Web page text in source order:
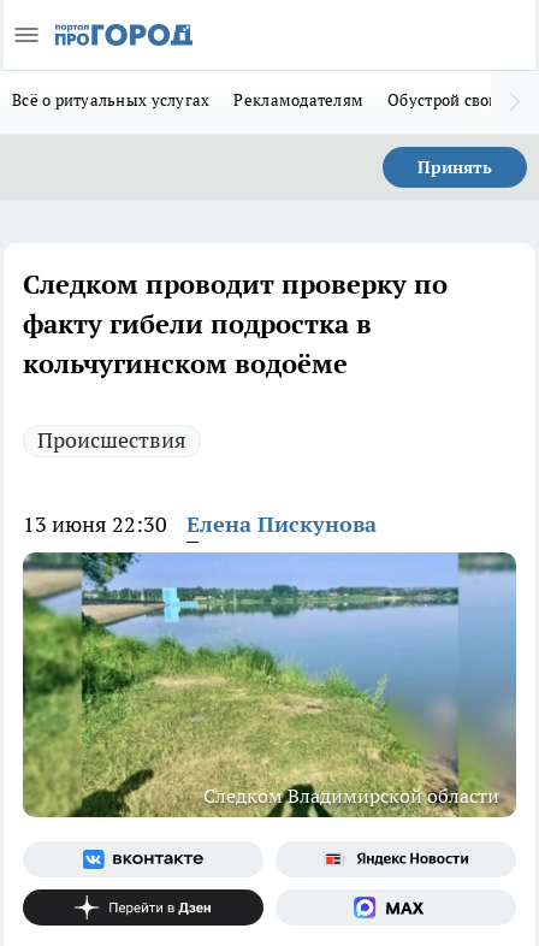
Всё о ритуальных услугах Рекламодателям Обустрой свой дом
Принять
Следком проводит проверку по
факту гибели подростка в
кольчугинском водоёме
Происшествия
13 июня 22:30 Елена Пискунова
Следком Владимирской области